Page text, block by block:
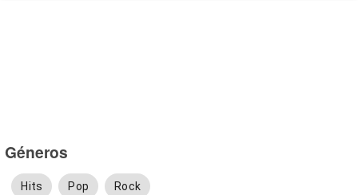
Géneros
Hits Pop Rock